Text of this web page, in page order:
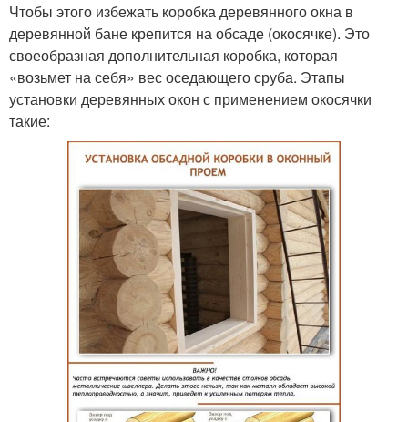
Чтобы этого избежать коробка деревянного окна в
деревянной бане крепится на обсаде (окосячке). Это
своеобразная дополнительная коробка, которая
«возьмет на себя» вес оседающего сруба. Этапы
установки деревянных окон с применением окосячки
такие: